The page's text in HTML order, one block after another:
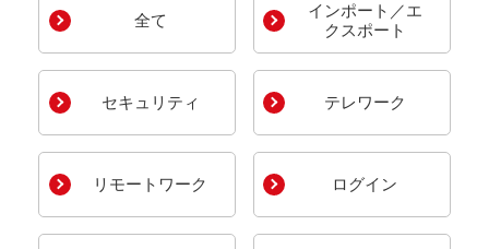
全て
インポート／エ
クスポート
セキュリティ テレワーク
リモートワーク ログイン